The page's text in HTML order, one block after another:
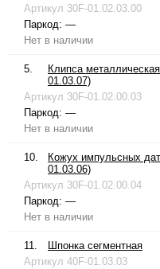
Артикул 30F-01.02.03.00
Паркод: —
Нет в наличии
5.
Клипса
01.03.07)
Артикул 30F-01.02.00.03
Паркод: —
Нет в наличии
10.
Кожух импульсных
01.03.06)
Артикул 30F-01.02.00.04
Паркод: —
Нет в наличии
11.
Шпонка сегментная
Артикул 40F-01.03.03